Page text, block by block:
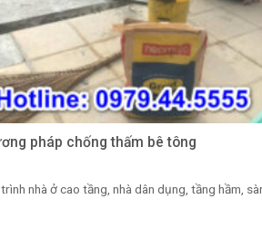
pháp chống thấm bê tông
nhà ở cao tầng, nhà dân dụng, tầng hầm,